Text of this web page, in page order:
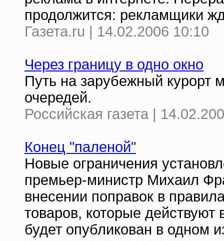
продолжится: рекламщики
Газета.ru | 14.02.2006 10:10
Через границу в одно окно
Путь на зарубежный курорт
очередей.
Российская газета |
Конец "паленой"
Новые ограничения
премьер-министр Михаил
внесении поправок в
товаров, которые действуют
будет опубликован в одном